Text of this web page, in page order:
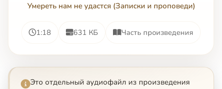
Умереть нам не удастся (Записки и проповеди)
1:18 631 КБ Часть произведения
Это отдельный аудиофайл из произведения